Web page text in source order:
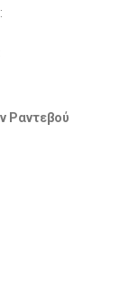
Ραντεβού